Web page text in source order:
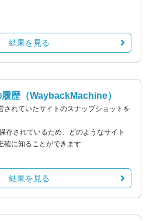
結果を見る
歴（WaybackMachine）
されていたサイトのスナップショットを
存されているため、どのようなサイト
確に知ることができます
結果を見る